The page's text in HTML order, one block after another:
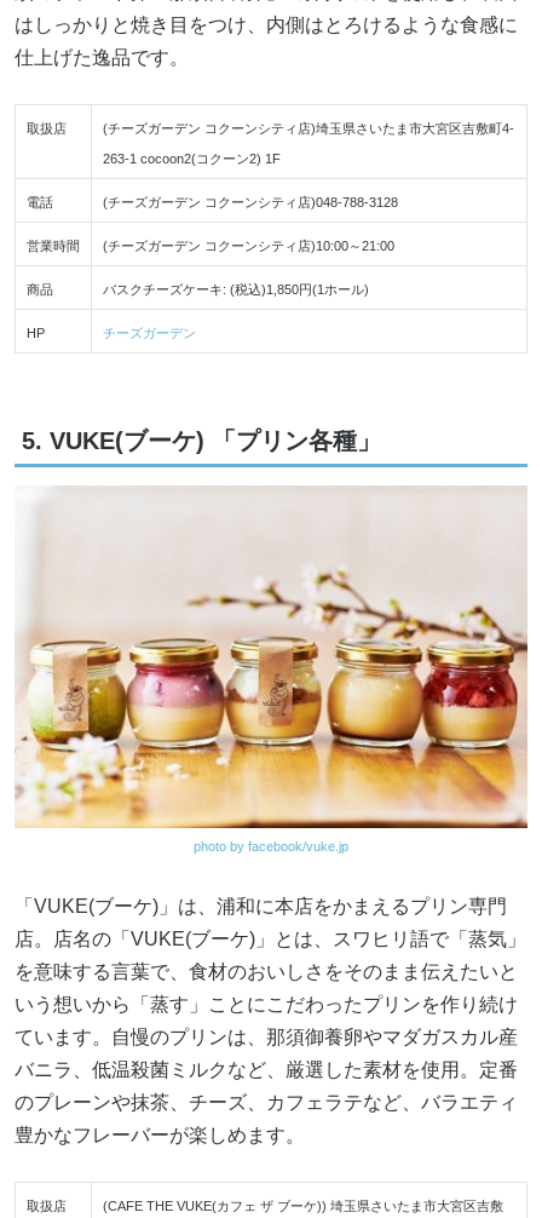
はしっかりと焼き目をつけ、内側はとろけるような食感に
仕上げた逸品です。
取扱店 (チーズガーデン コクーンシティ店)埼玉県さいたま市大宮区吉敷町4-
263-1 cocoon2(コクーン2) 1F
電話 (チーズガーデン コクーンシティ店)048-788-3128
営業時間 (チーズガーデン コクーンシティ店)10:00～21:00
商品 バスクチーズケーキ: (税込)1,850円(1ホール)
HP チーズガーデン
5. VUKE(ブーケ) 「プリン各種」
photo by facebook/vuke.jp
「VUKE(ブーケ)」は、浦和に本店をかまえるプリン専門
店。店名の「VUKE(ブーケ)」とは、スワヒリ語で「蒸気」
を意味する言葉で、食材のおいしさをそのまま伝えたいと
いう想いから「蒸す」ことにこだわったプリンを作り続け
ています。自慢のプリンは、那須御養卵やマダガスカル産
バニラ、低温殺菌ミルクなど、厳選した素材を使用。定番
のプレーンや抹茶、チーズ、カフェラテなど、バラエティ
豊かなフレーバーが楽しめます。
取扱店 (CAFE THE VUKE(カフェ ザ ブーケ)) 埼玉県さいたま市大宮区吉敷